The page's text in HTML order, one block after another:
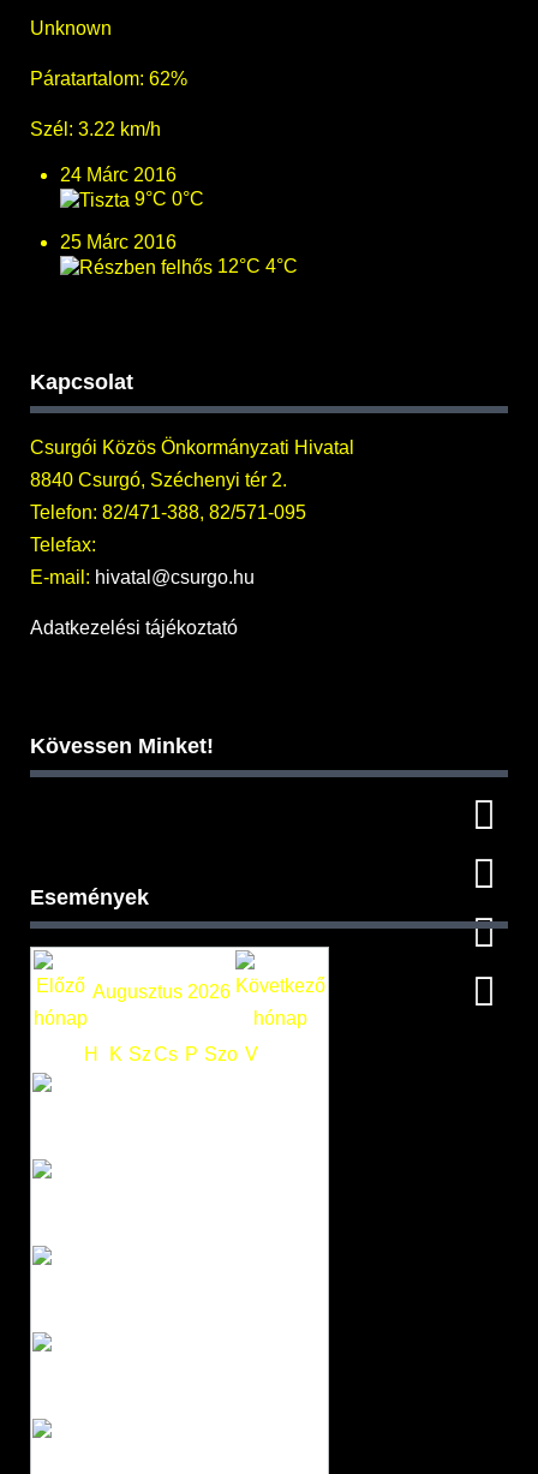
Unknown
Páratartalom: 62%
Szél: 3.22 km/h
24 Márc 2016
9°C 0°C
25 Márc 2016
12°C 4°C
Kapcsolat
Csurgói Közös Önkormányzati Hivatal
8840 Csurgó, Széchenyi tér 2.
Telefon: 82/471-388, 82/571-095
Telefax:
E-mail: hivatal@csurgo.hu
Adatkezelési tájékoztató
Kövessen Minket!
Események
Augusztus 2026
H K SzCs P Szo V